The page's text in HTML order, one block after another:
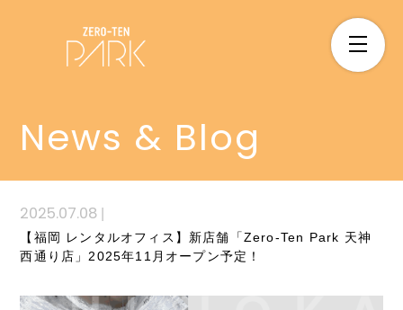
News & Blog
2025.07.08 |
【福岡 レンタルオフィス】新店舗「Zero-Ten Park 天神
西通り店」2025年11月オープン予定！